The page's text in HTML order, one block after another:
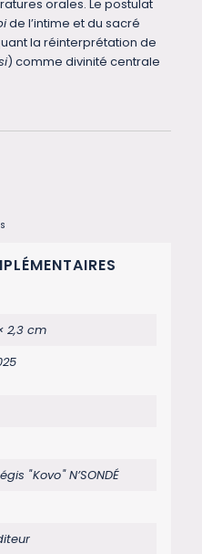
orales. Le postulat
de l’intime et du sacré
la réinterprétation de
) comme divinité centrale
2,3 cm
" Kovo " N’SONDÉ